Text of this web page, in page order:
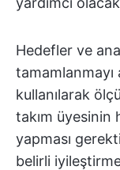
Hedefler ve
tamamlanmayı
kullanılarak
takım üyesinin
yapması
belirli